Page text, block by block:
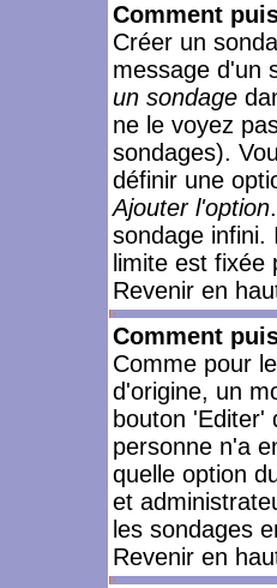
Comment
Créer un
message d'un
un sondage
ne le voyez
sondages).
définir une
Ajouter l'option
sondage infini.
limite est
Revenir en
Comment
Comme pour
d'origine, un
bouton 'Editer'
personne n'a
quelle option
et
les sondages
Revenir en